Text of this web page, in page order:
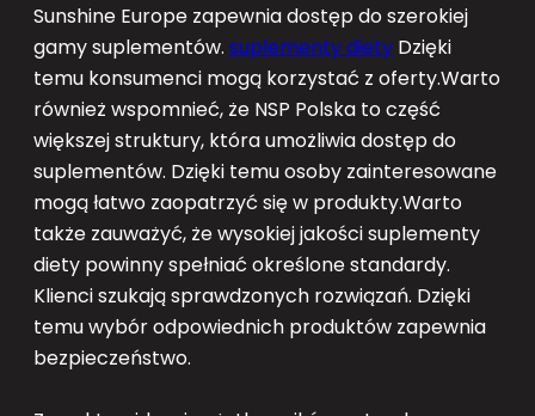
Sunshine Europe zapewnia dostęp do szerokiej
gamy suplementów. suplementy diety Dzięki
temu konsumenci mogą korzystać z oferty.Warto
również wspomnieć, że NSP Polska to część
większej struktury, która umożliwia dostęp do
suplementów. Dzięki temu osoby zainteresowane
mogą łatwo zaopatrzyć się w produkty.Warto
także zauważyć, że wysokiej jakości suplementy
diety powinny spełniać określone standardy.
Klienci szukają sprawdzonych rozwiązań. Dzięki
temu wybór odpowiednich produktów zapewnia
bezpieczeństwo.